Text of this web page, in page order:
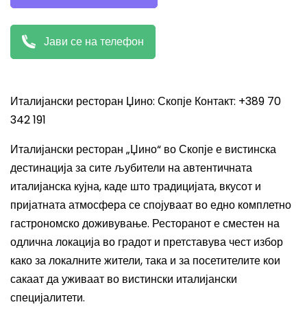
Јави се на телефон
Италијански ресторан Џино: Скопје Контакт: +389 70
342 191
Италијански ресторан „Џино“ во Скопје е вистинска
дестинација за сите љубители на автентичната
италијанска кујна, каде што традицијата, вкусот и
пријатната атмосфера се спојуваат во едно комплетно
гастрономско доживување. Ресторанот е сместен на
одлична локација во градот и претставува чест избор
како за локалните жители, така и за посетителите кои
сакаат да уживаат во вистински италијански
специјалитети.